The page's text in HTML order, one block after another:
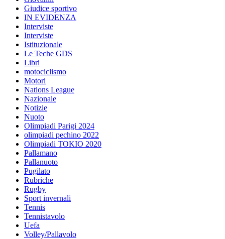
Giudice sportivo
IN EVIDENZA
Interviste
Interviste
Istituzionale
Le Teche GDS
Libri
motociclismo
Motori
Nations League
Nazionale
Notizie
Nuoto
Olimpiadi Parigi 2024
olimpiadi pechino 2022
Olimpiadi TOKIO 2020
Pallamano
Pallanuoto
Pugilato
Rubriche
Rugby
Sport invernali
Tennis
Tennistavolo
Uefa
Volley/Pallavolo